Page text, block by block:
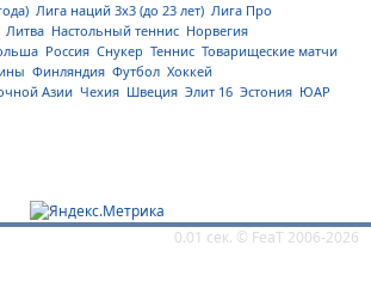
Лига наций 3x3 (до 23 лет) Лига Про
Литва Настольный теннис Норвегия
Россия Снукер Теннис Товарищеские матчи
Финляндия Футбол Хоккей
Азии Чехия Швеция Элит 16 Эстония ЮАР
0.01 сек. © FeaT 2006-2026